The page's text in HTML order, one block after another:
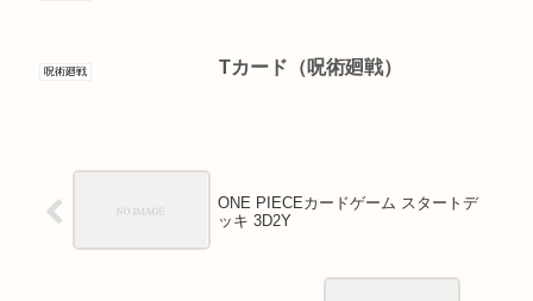
呪術廻戦 Tカード（呪術廻戦）
ONE PIECEカードゲーム スタートデ
ッキ 3D2Y